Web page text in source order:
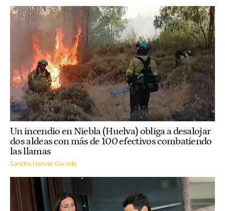
Un incendio en Niebla (Huelva) obliga a desalojar
dos aldeas con más de 100 efectivos combatiendo
las llamas
Sandro Herves Garrido